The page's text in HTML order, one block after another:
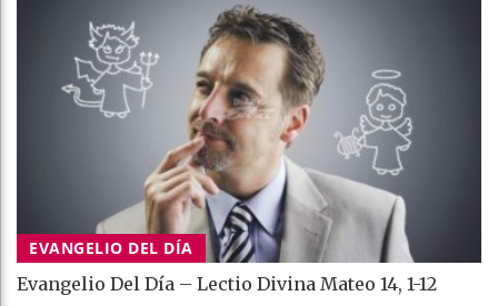
EVANGELIO DEL DÍA
Evangelio Del Día – Lectio Divina Mateo 14, 1-12